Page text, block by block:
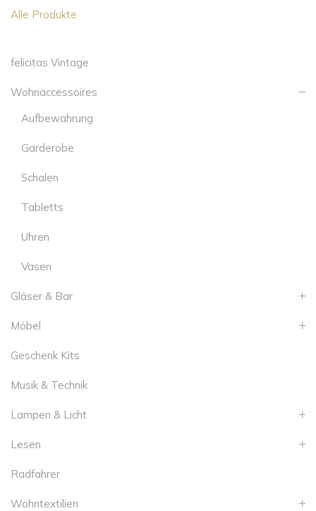
Alle Produkte
felicitas Vintage
Wohnaccessoires
Aufbewahrung
Garderobe
Schalen
Tabletts
Uhren
Vasen
Gläser & Bar
Möbel
Geschenk Kits
Musik & Technik
Lampen & Licht
Lesen
Radfahrer
Wohntextilien